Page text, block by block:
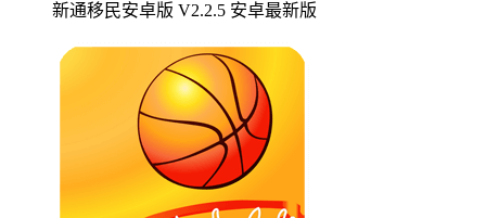
新通移民安卓版 V2.2.5 安卓最新版